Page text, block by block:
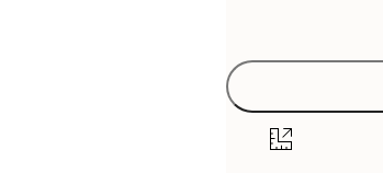
50x70 cm